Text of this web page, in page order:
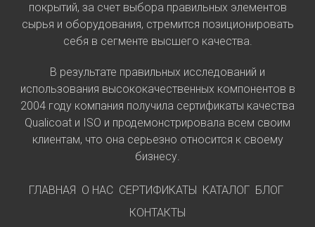
покрытий, за счет выбора правильных элементов
сырья и оборудования, стремится позиционировать
себя в сегменте высшего качества.
В результате правильных исследований и
использования высококачественных компонентов в
2004 году компания получила сертификаты качества
Qualicoat и ISO и продемонстрировала всем своим
клиентам, что она серьезно относится к своему
бизнесу.
ГЛАВНАЯ О НАС СЕРТИФИКАТЫ КАТАЛОГ БЛОГ
КОНТАКТЫ